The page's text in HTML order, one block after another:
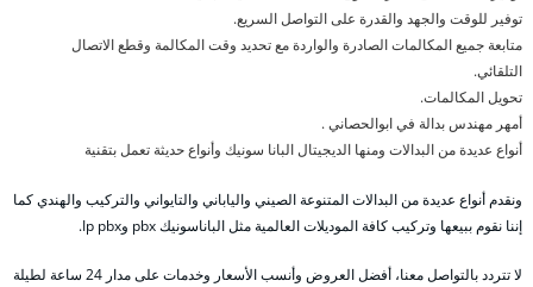
توفير للوقت والجهد والقدرة على التواصل السريع.
متابعة جميع المكالمات الصادرة والواردة مع تحديد وقت المكالمة وقطع الاتصال
التلقائي.
تحويل المكالمات.
أمهر مهندس بدالة في ابوالحصاني .
أنواع عديدة من البدالات ومنها الديجيتال البانا سونيك وأنواع حديثة تعمل بتقنية
ونقدم أنواع عديدة من البدالات المتنوعة الصيني والياباني والتايواني والتركيب والهندي كما
إننا نقوم ببيعها وتركيب كافة الموديلات العالمية مثل الباناسونيك pbx وIp pbx.
لا تتردد بالتواصل معنا، أفضل العروض وأنسب الأسعار وخدمات على مدار 24 ساعة لطيلة